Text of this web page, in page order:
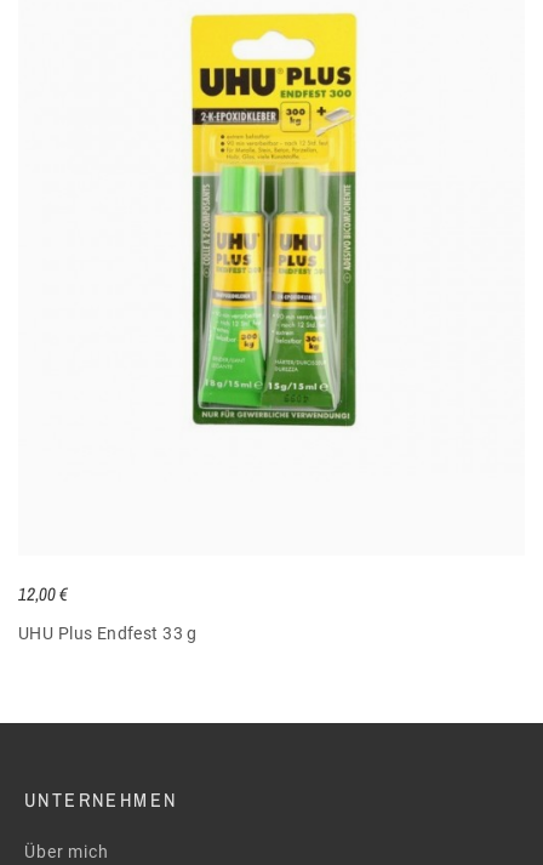
UHU Plus Endfest 33 g
12,00 €
UNTERNEHMEN
Über mich